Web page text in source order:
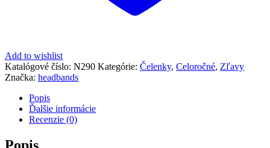
Add to wishlist
Katalógové číslo: N290 Kategórie: Čelenky, Celoročné, Zľavy
Značka: headbands
Popis
Ďalšie informácie
Recenzie (0)